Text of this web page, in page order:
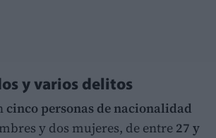
y varios delitos
cinco personas de nacionalidad
y dos mujeres, de entre 27 y